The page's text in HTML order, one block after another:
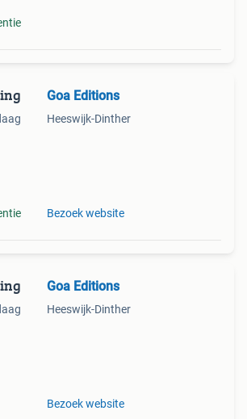
Goa Editions
Heeswijk-Dinther
Bezoek website
Goa Editions
Heeswijk-Dinther
Bezoek website